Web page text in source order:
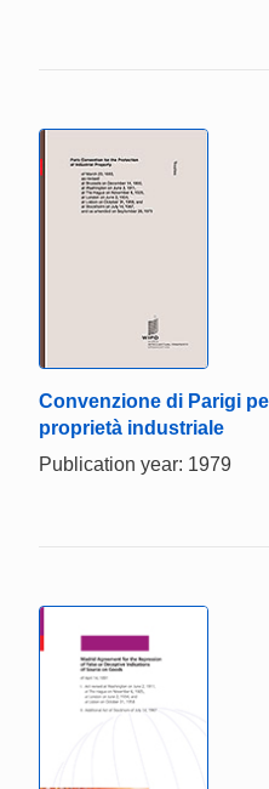
Convenzione di Parigi
proprietà industriale
Publication year: 1979